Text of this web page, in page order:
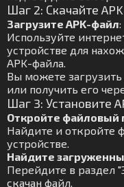
Шаг 2: Скачайте
Загрузите APK-файл:
Используйте
устройстве для
APK-файла.
Вы можете
или получить его
Шаг 3: Установите
Откройте
Найдите и откройте
устройстве.
Найдите
Перейдите в раздел
скачан файл.